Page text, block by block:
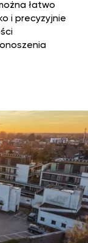
łatwo
i precyzyjnie